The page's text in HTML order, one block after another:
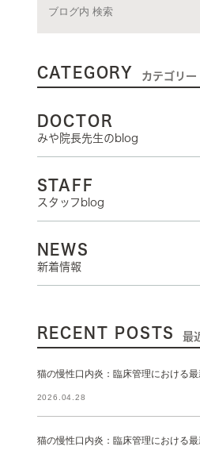
CATEGORY カテゴリー
DOCTOR
みや院長先生のblog
STAFF
スタッフblog
NEWS
新着情報
RECENT POSTS 最
猫の慢性口内炎：臨床管理における
2026.04.28
猫の慢性口内炎：臨床管理における